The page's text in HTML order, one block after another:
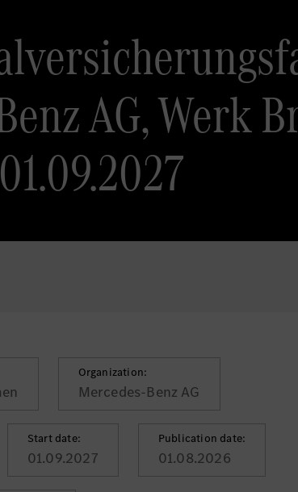
AG, Werk
Organization:
Mercedes-Benz AG
Start date:
01.09.2027
Publication date:
01.08.2026